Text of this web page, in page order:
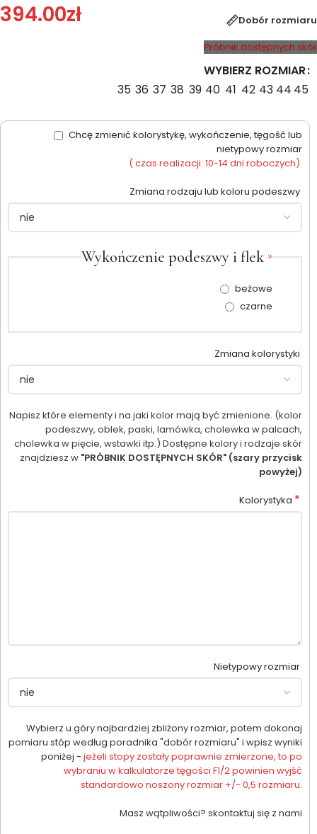
394.00zł
Dobór rozmiaru
Próbnik dostępnych skór
WYBIERZ ROZMIAR
35 36 37 38 39 40 41 42 43 44 45
Chcę zmienić kolorystykę, wykończenie, tęgość lub
nietypowy rozmiar
( czas realizacji: 10-14 dni roboczych)
Zmiana rodzaju lub koloru podeszwy
Wykończenie podeszwy i flek *
beżowe
czarne
Zmiana kolorystyki
Napisz które elementy i na jaki kolor mają być zmienione. (kolor
podeszwy, oblek, paski, lamówka, cholewka w palcach,
cholewka w pięcie, wstawki itp.) Dostępne kolory i rodzaje skór
znajdziesz w "PRÓBNIK DOSTĘPNYCH SKÓR" (szary przycisk
powyżej)
Kolorystyka *
Nietypowy rozmiar
Wybierz u góry najbardziej zbliżony rozmiar, potem dokonaj
pomiaru stóp według poradnika "dobór rozmiaru" i wpisz wyniki
poniżej - jeżeli stopy zostały poprawnie zmierzone, to po
wybraniu w kalkulatorze tęgości F1/2 powinien wyjść
standardowo noszony rozmiar +/- 0,5 rozmiaru.
Masz wątpliwości? skontaktuj się z nami